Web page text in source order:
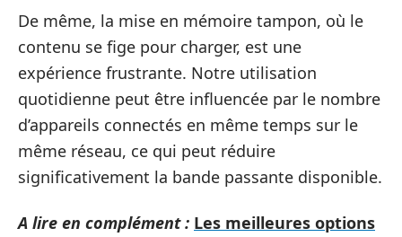
De même, la mise en mémoire tampon, où le
contenu se fige pour charger, est une
expérience frustrante. Notre utilisation
quotidienne peut être influencée par le nombre
d’appareils connectés en même temps sur le
même réseau, ce qui peut réduire
significativement la bande passante disponible.
A lire en complément : Les meilleures options